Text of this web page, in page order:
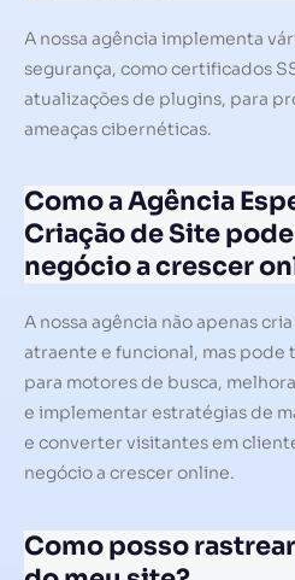
A nossa agência implementa
segurança, como certificados
atualizações de plugins, para
ameaças cibernéticas.
Como a Agência
Criação de Site
negócio a crescer
A nossa agência não apenas
atraente e funcional, mas pode
para motores de busca,
e implementar estratégias de
e converter visitantes em
negócio a crescer online.
Como posso